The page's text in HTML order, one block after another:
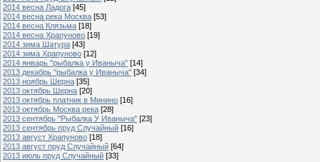
2014 весна Ладога [45]
2014 весна река Москва [53]
2014 весна Клязьма [18]
2014 весна Храпуново [19]
2014 зима Шатура [43]
2014 зима Храпуново [12]
2014 январь "рыбалка у Иваныча" [14]
2013 декабрь "рыбалка у Иваныча" [34]
2013 ноябрь Шерна [35]
2013 октябрь Шерна [20]
2013 октябрь платник в Минино [16]
2013 октябрь Москва река [28]
2013 сентябрь "Рыбалка У Иваныча" [23]
2013 сентябрь пруд Случайный [16]
2013 август Храпуново [18]
2013 август пруд Случайный [64]
2013 июль пруд Случайный [33]